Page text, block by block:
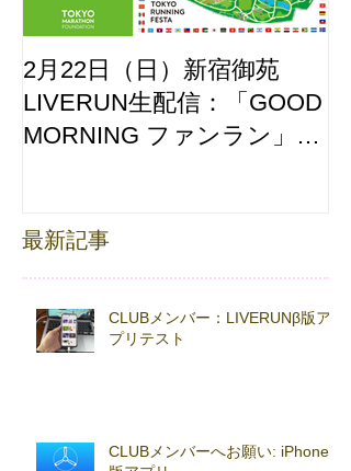
2月22日（日）新宿御苑
LIVERUN生配信：「GOOD
MORNING ファンラン」
最新記事
CLUBメンバー：LIVERUNβ版ア
プリテスト
CLUBメンバーへお願い: iPhoneβ